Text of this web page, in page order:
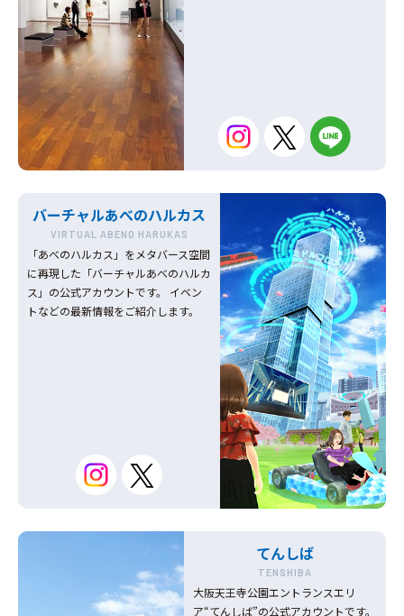
バーチャルあべのハルカス
VIRTUAL ABENO HARUKAS
「あべのハルカス」をメタバース空間
に再現した「バーチャルあべのハルカ
ス」の公式アカウントです。 イベン
トなどの最新情報をご紹介します。
てんしば
TENSHIBA
大阪天王寺公園エントランスエリ
ア“てんしば”の公式アカウントです。